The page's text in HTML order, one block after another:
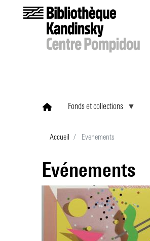
Fonds et collections
Accueil Evenements
Evénements